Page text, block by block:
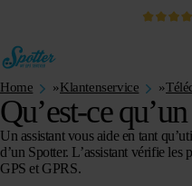
Home »Klantenservice »
Qu’est-ce
Un assistant vous aide en tant
d’un Spotter. L’assistant vérifie les
GPS et GPRS.